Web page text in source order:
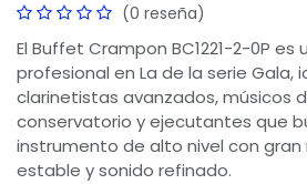
(0 reseña)
El Buffet Crampon BC1221-2-0P es
profesional en La de la serie Gala,
clarinetistas avanzados, músicos
conservatorio y ejecutantes que
instrumento de alto nivel con
estable y sonido refinado.